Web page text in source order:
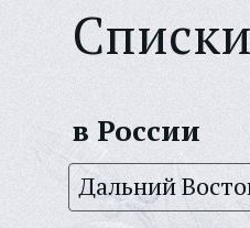
в России
Дальний